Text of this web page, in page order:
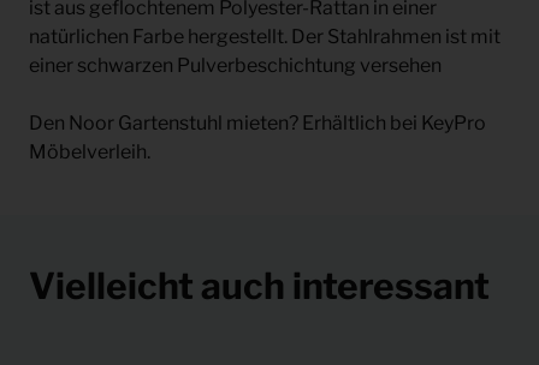
ist aus geflochtenem Polyester-Rattan in einer
natürlichen Farbe hergestellt. Der Stahlrahmen ist mit
einer schwarzen Pulverbeschichtung versehen
Den Noor Gartenstuhl mieten? Erhältlich bei KeyPro
Möbelverleih.
Vielleicht auch interessant